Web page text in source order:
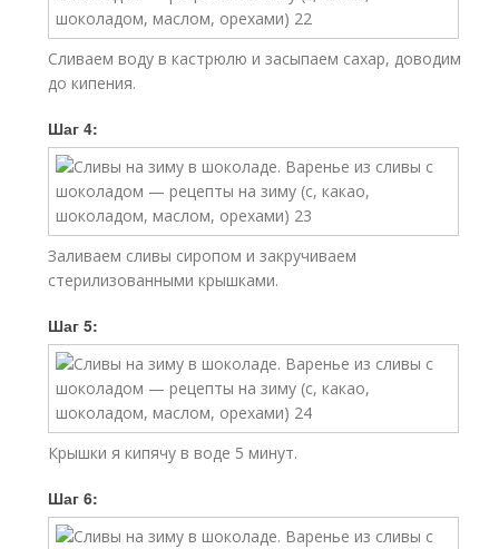
Сливаем воду в кастрюлю и засыпаем сахар, доводим
до кипения.
Шаг 4:
Заливаем сливы сиропом и закручиваем
стерилизованными крышками.
Шаг 5:
Крышки я кипячу в воде 5 минут.
Шаг 6: